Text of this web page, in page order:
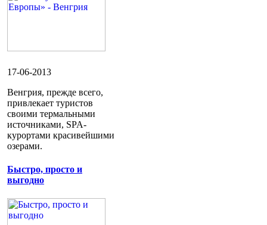
17-06-2013
Венгрия, прежде всего,
привлекает туристов
своими термальными
источниками, SPA-
курортами красивейшими
озерами.
Быстро, просто и
выгодно